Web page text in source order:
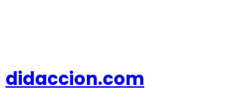
didaccion.com